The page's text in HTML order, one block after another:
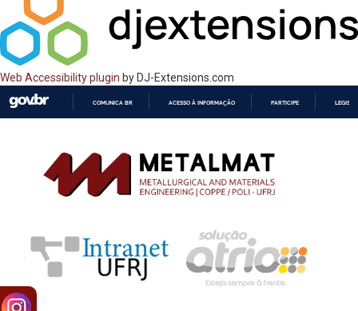
Web Accessibility plugin by DJ-Extensions.com
CONTEÚDO
COMUNICA BR ACESSO À INFORMAÇÃO PARTICIPE